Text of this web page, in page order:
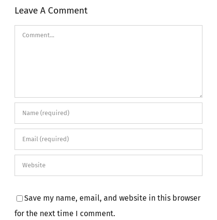
Leave A Comment
Comment
Save my name, email, and website in this browser
for the next time I comment.